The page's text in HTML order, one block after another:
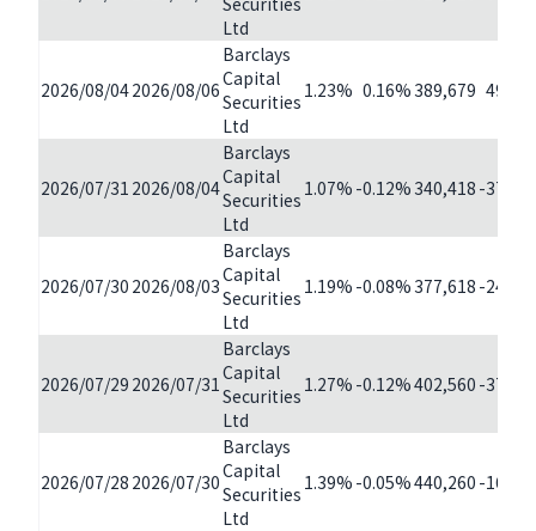
Ltd
2026/08/042026/08/06
Barclays
Capital
Securities
Ltd
1.23% 0.16% 389,679
2026/07/31 2026/08/04
Barclays
Capital
Securities
Ltd
1.07% -0.12% 340,418 -
2026/07/30 2026/08/03
Barclays
Capital
Securities
Ltd
1.19% -0.08% 377,618 -
2026/07/29 2026/07/31
Barclays
Capital
Securities
Ltd
1.27% -0.12%402,560 -
2026/07/28 2026/07/30
Barclays
Capital
Securities
Ltd
1.39% -0.05%440,260 -